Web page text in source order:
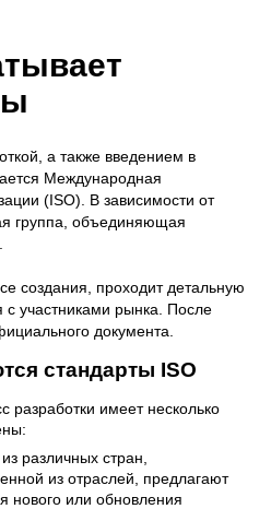
а также введением в
Международная
(ISO). В зависимости от
группа, объединяющая
создания, проходит детальную
с участниками рынка. После
документа.
стандарты ISO
разработки имеет несколько
различных стран,
из отраслей, предлагают
нового или обновления